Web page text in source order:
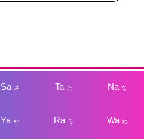
Sa さ Taた Na な
Yaや Ra ら Wa わ